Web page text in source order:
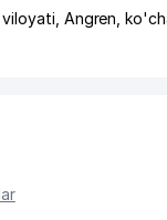
Angren ,